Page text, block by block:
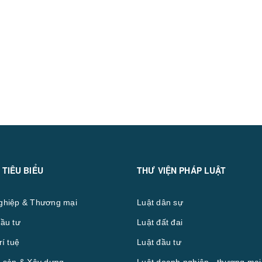
BIỂU
& Thương mại
tư
tuệ
THƯ VIỆN PHÁP LUẬT
Luật dân sự
Luật đất đai
Luật đầu tư